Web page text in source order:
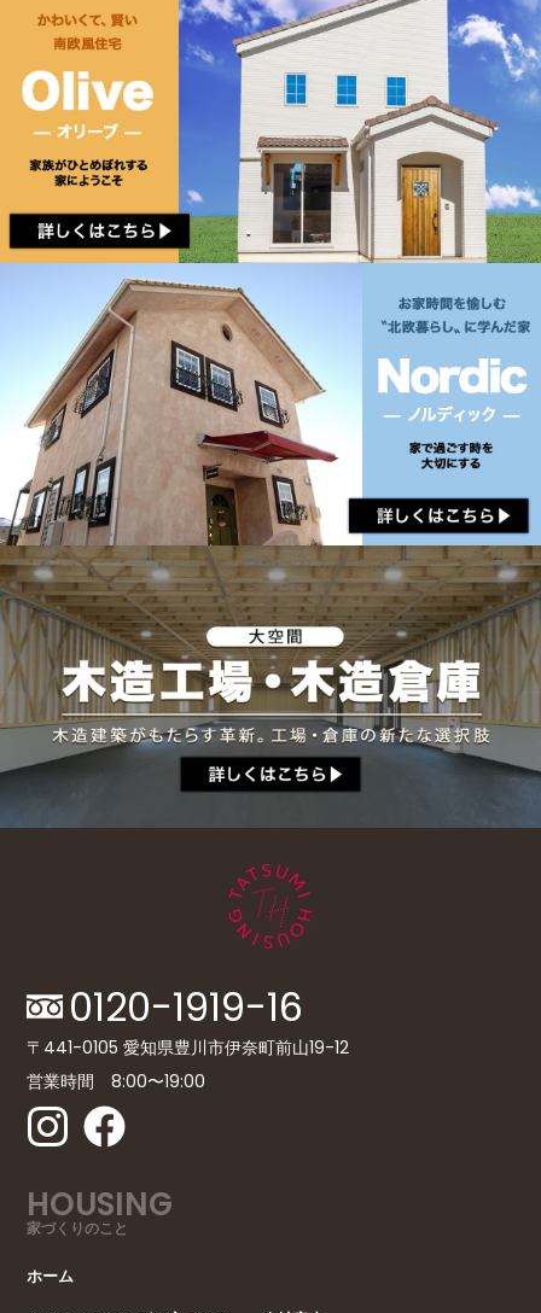
0120-1919-16
〒441-0105 愛知県豊川市伊奈町前山19-12
営業時間 8:00〜19:00
HOUSING
家づくりのこと
ホーム